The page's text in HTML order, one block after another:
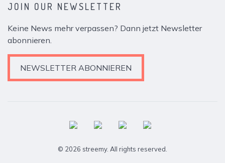
JOIN OUR NEWSLETTER
Keine News mehr verpassen? Dann jetzt Newsletter
abonnieren.
NEWSLETTER ABONNIEREN
© 2026 streemy. All rights reserved.